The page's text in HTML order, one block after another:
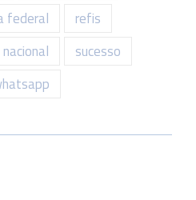
federal
refis
sucesso